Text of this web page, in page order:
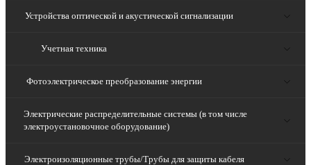
Устройства оптической и акустической сигнализации
Учетная техника
Фотоэлектрическое преобразование энергии
Электрические распределительные системы (в том числе
электроустановочное оборудование)
Электроизоляционные трубы/Трубы для защиты кабеля